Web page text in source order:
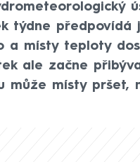
týdne předpovídá
a místy teploty
ale začne
může místy pršet,